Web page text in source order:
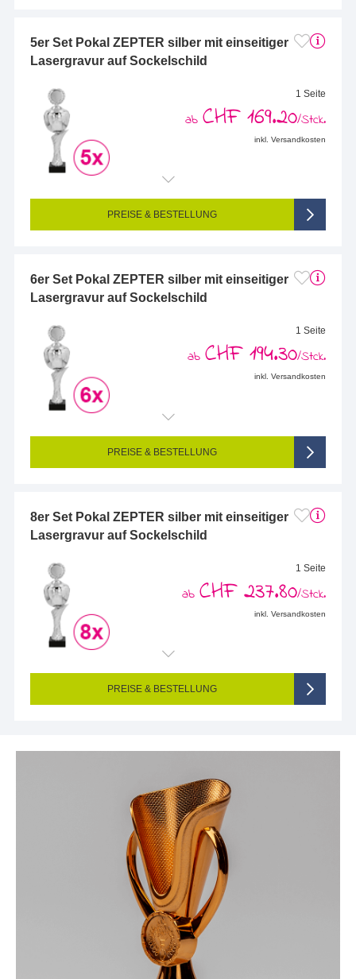
5er Set Pokal ZEPTER silber mit einseitiger
Lasergravur auf Sockelschild
1 Seite
ab CHF 169.20/Stck.
inkl. Versandkosten
Endformat (bedruckte Fläche): 68 x 25 mm
Seitigkeit: 1-seitig (Vorderseite graviert, Rückseite nicht graviert)
Einseitig graviert
PREISE & BESTELLUNG
6er Set Pokal ZEPTER silber mit einseitiger
Lasergravur auf Sockelschild
1 Seite
ab CHF 194.30/Stck.
inkl. Versandkosten
Endformat (bedruckte Fläche): 68 x 25 mm
Seitigkeit: 1-seitig (Vorderseite graviert, Rückseite nicht graviert)
Einseitig graviert
PREISE & BESTELLUNG
8er Set Pokal ZEPTER silber mit einseitiger
Lasergravur auf Sockelschild
1 Seite
ab CHF 237.80/Stck.
inkl. Versandkosten
Endformat (bedruckte Fläche): 48 x 23 mm
Seitigkeit: 1-seitig (Vorderseite graviert, Rückseite nicht graviert)
Einseitig graviert
PREISE & BESTELLUNG